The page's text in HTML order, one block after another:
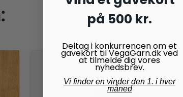
på 500 kr.
Deltag i konkurrencen om et
gavekort til VegaGarn.dk ved
at tilmelde dig vores
nyhedsbrev.
Vi finder en vinder den 1. i hver
måned